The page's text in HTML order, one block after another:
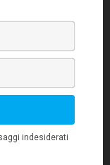
spesso che
che
sono, poi,
è l'idea che
per forza